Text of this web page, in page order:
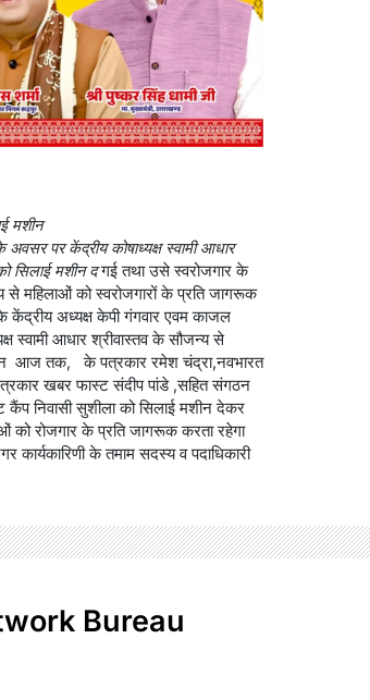
मशीन
पर केंद्रीय कोषाध्यक्ष स्वामी आधार
सिलाई मशीन दगई तथा उसे स्वरोजगार के
से महिलाओं को स्वरोजगारों के प्रति जागरूक
केंद्रीय अध्यक्ष केपी गंगवार एवम काजल
स्वामी आधार श्रीवास्तव के सौजन्य से
आज तक, के पत्रकार रमेश चंद्रा,नवभारत
खबर फास्ट संदीप पांडे ,सहित संगठन
कैंप निवासी सुशीला को सिलाई मशीन देकर
को रोजगार के प्रति जागरूक करता रहेगा
कार्यकारिणी के तमाम सदस्य व पदाधिकारी
Bureau